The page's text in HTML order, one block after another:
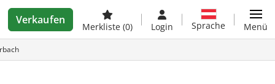
Verkaufen
Merkliste (0) Login Sprache Menü